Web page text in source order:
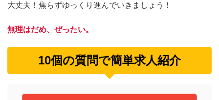
大丈夫！焦らずゆっくり進んでいきましょう！
無理はだめ、ぜったい。
10個の質問で簡単求人紹介